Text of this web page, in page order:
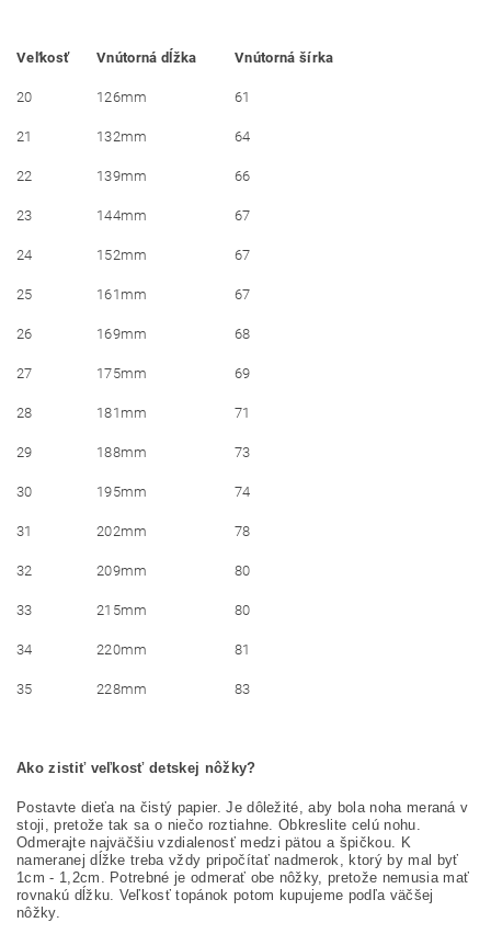
Veľkosť Vnútorná dĺžka Vnútorná šírka
20 126mm 61
21 132mm 64
22 139mm 66
23 144mm 67
24 152mm 67
25 161mm 67
26 169mm 68
27 175mm 69
28 181mm 71
29 188mm 73
30 195mm 74
31 202mm 78
32 209mm 80
33 215mm 80
34 220mm 81
35 228mm 83
Ako zistiť veľkosť detskej nôžky?
Postavte dieťa na čistý papier. Je dôležité, aby bola noha meraná v
stoji, pretože tak sa o niečo roztiahne. Obkreslite celú nohu.
Odmerajte najväčšiu vzdialenosť medzi pätou a špičkou. K
nameranej dĺžke treba vždy pripočítať nadmerok, ktorý by mal byť
1cm - 1,2cm. Potrebné je odmerať obe nôžky, pretože nemusia mať
rovnakú dĺžku. Veľkosť topánok potom kupujeme podľa väčšej
nôžky.